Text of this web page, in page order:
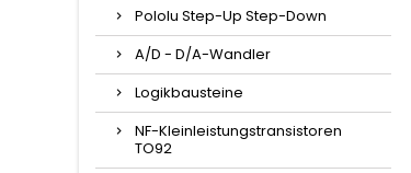
Pololu Step-Up Step-Down
A/D - D/A-Wandler
Logikbausteine
NF-Kleinleistungstransistoren
TO92